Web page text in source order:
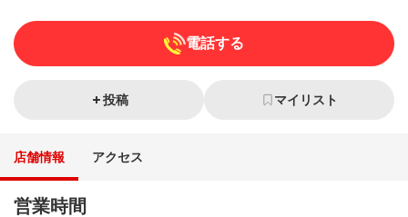
電話する
投稿 マイリスト
店舗情報 アクセス
営業時間